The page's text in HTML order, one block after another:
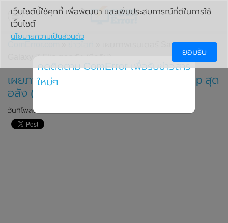
» เผยภาพเรนเดอร์ Samsung
เผยภาพเรนเดอร์ Samsung Galaxy Z Flip สุด
อลัง (มีคลิป)
วันที่โพสต์: 16 มกราคม 2020
เว็บไซต์นี้ใช้คุกกี้ เพื่อพัฒนา และเพิ่มประสบการณ์ที่ดีในการใช้
เว็บไซต์
นโยบายความเป็นส่วนตัว
ยอมรับ
กดติดตาม ComError เพื่อรับข่าวสาร
ใหม่ๆ